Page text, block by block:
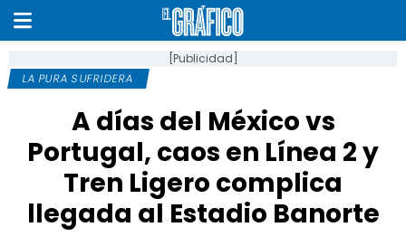
[Publicidad]
LA PURA SUFRIDERA
A días del México vs
Portugal, caos en Línea 2 y
Tren Ligero complica
llegada al Estadio Banorte